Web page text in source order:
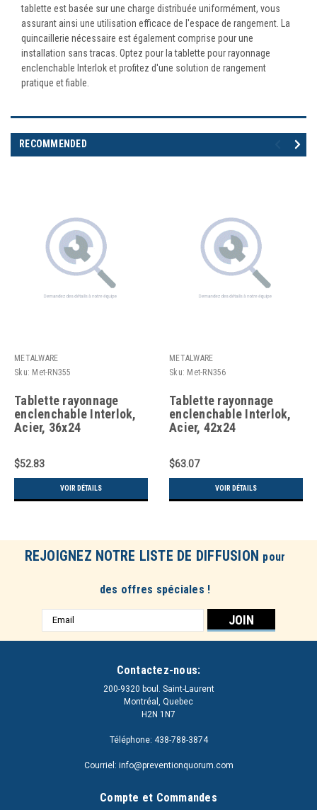
tablette est basée sur une charge distribuée uniformément, vous
assurant ainsi une utilisation efficace de l'espace de rangement. La
quincaillerie nécessaire est également comprise pour une
installation sans tracas. Optez pour la tablette pour rayonnage
enclenchable Interlok et profitez d'une solution de rangement
pratique et fiable.
RECOMMENDED
METALWARE
Sku: Met-RN355
Tablette rayonnage
enclenchable Interlok,
Acier, 36x24
$52.83
VOIR DÉTAILS
METALWARE
Sku: Met-RN356
Tablette rayonnage
enclenchable Interlok,
Acier, 42x24
$63.07
VOIR DÉTAILS
REJOIGNEZ NOTRE LISTE DE DIFFUSION pour
des offres spéciales !
Adresse
e-
Contactez-nous:
200-9320 boul. Saint-Laurent
Montréal, Quebec
H2N 1N7
Téléphone: 438-788-3874
Courriel: info@preventionquorum.com
Compte et Commandes